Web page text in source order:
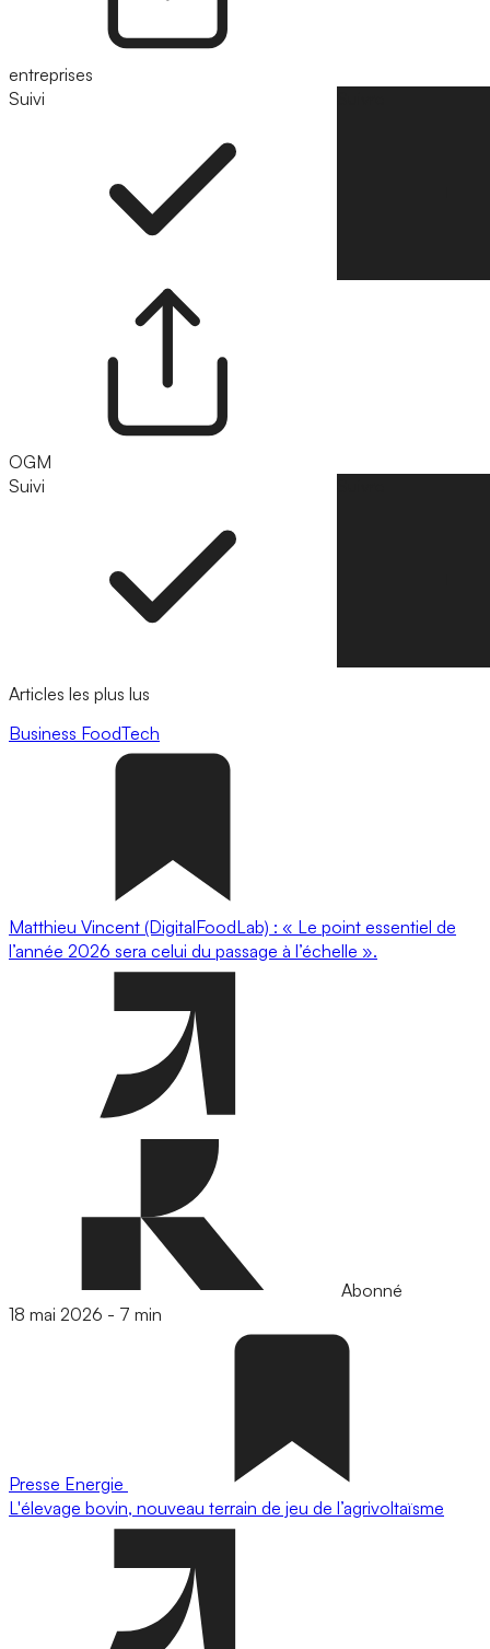
entreprises
Suivi
OGM
Suivi
Articles les plus lus
Business FoodTech
Matthieu Vincent (DigitalFoodLab) : « Le point essentiel de
l’année 2026 sera celui du passage à l’échelle ».
Abonné
18 mai 2026 - 7 min
Presse Energie
L'élevage bovin, nouveau terrain de jeu de l’agrivoltaïsme